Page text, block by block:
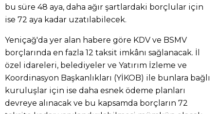
bu süre 48 aya, daha ağır şartlardaki borçlular için
ise 72 aya kadar uzatılabilecek.
Yeniçağ'da yer alan habere göre KDV ve BSMV
borçlarında en fazla 12 taksit imkânı sağlanacak. İl
özel idareleri, belediyeler ve Yatırım İzleme ve
Koordinasyon Başkanlıkları (YİKOB) ile bunlara bağlı
kuruluşlar için ise daha esnek ödeme planları
devreye alınacak ve bu kapsamda borçların 72